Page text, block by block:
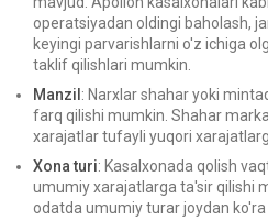
operatsiyadan oldingi baholash,
keyingi parvarishlarni o'z ichiga
taklif qilishlari mumkin.
Manzil : Narxlar shahar yoki
farq qilishi mumkin. Shahar
xarajatlar tufayli yuqori
Xona turi: Kasalxonada qolish
umumiy xarajatlarga ta'sir qilishi
odatda umumiy turar joydan ko'ra